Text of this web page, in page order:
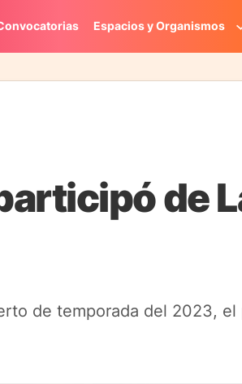
Espacios y Organismos
de
de temporada del 2023, el